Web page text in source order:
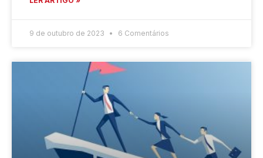
9 de outubro de 2023 6 Comentários